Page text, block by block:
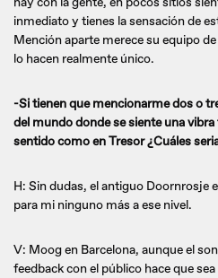
inmediato y tienes la sensación de
Mención aparte merece su equipo
lo hacen realmente único.
-Si tienen que mencionarme dos o
del mundo donde se siente una
sentido como en Tresor ¿Cuáles
H: Sin dudas, el antiguo Doornrosje
para mi ninguno más a ese nivel.
V: Moog en Barcelona, aunque el
feedback con el público hace que